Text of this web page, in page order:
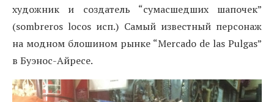
художник и создатель “сумасшедших шапочек”
(sombreros locos исп.) Самый известный персонаж
на модном блошином рынке “Mercado de las Pulgas”
в Буэнос-Айресе.